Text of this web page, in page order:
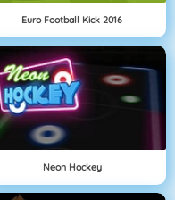
Euro Football Kick 2016
Neon Hockey